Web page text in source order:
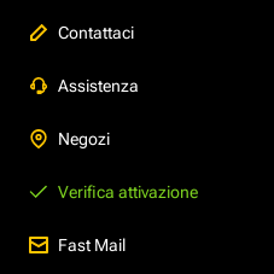
Contattaci
Assistenza
Negozi
Verifica attivazione
Fast Mail